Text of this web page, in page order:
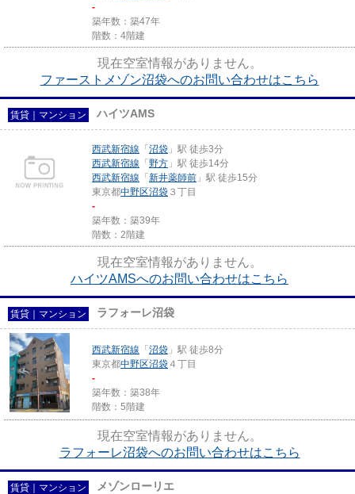
-
築年数：築47年
階数：4階建
現在空室情報がありません。
ファーストメゾン沼袋へのお問い合わせはこちら
賃貸｜マンション ハイツAMS
西武新宿線 「 沼袋 」駅 徒歩3分
西武新宿線 「 野方 」駅 徒歩14分
西武新宿線 「 新井薬師前 」駅 徒歩15分
東京都中野区沼袋 ３丁目
-
築年数：築39年
階数：2階建
現在空室情報がありません。
ハイツAMSへのお問い合わせはこちら
賃貸｜マンション ラフォーレ沼袋
西武新宿線 「 沼袋 」駅 徒歩8分
東京都中野区沼袋 ４丁目
-
築年数：築38年
階数：5階建
現在空室情報がありません。
ラフォーレ沼袋へのお問い合わせはこちら
賃貸｜マンション メゾンローリエ